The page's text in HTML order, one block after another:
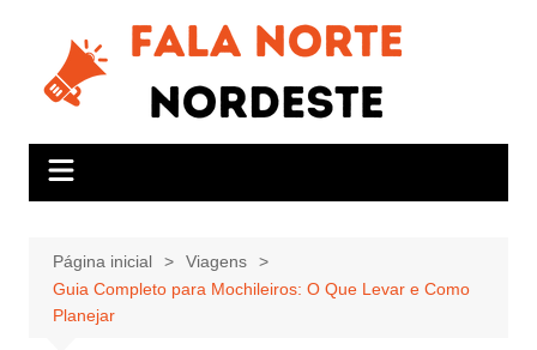
conteúdo
Página inicial
Viagens
Guia Completo para Mochileiros: O Que Levar e Como
Planejar